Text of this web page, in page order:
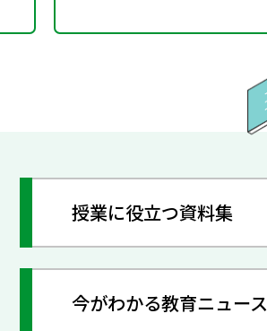
授業に役立つ資料集
今がわかる教育ニュース